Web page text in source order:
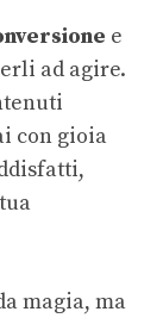
e
ad agire.
con gioia
magia, ma